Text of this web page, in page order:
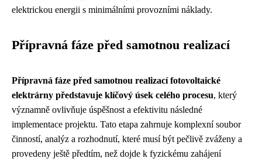
elektrickou energii s minimálními provozními náklady.
Přípravná fáze před samotnou realizací
Přípravná fáze před samotnou realizací fotovoltaické
elektrárny představuje klíčový úsek celého procesu, který
významně ovlivňuje úspěšnost a efektivitu následné
implementace projektu. Tato etapa zahrnuje komplexní soubor
činností, analýz a rozhodnutí, které musí být pečlivě zváženy a
provedeny ještě předtím, než dojde k fyzickému zahájení